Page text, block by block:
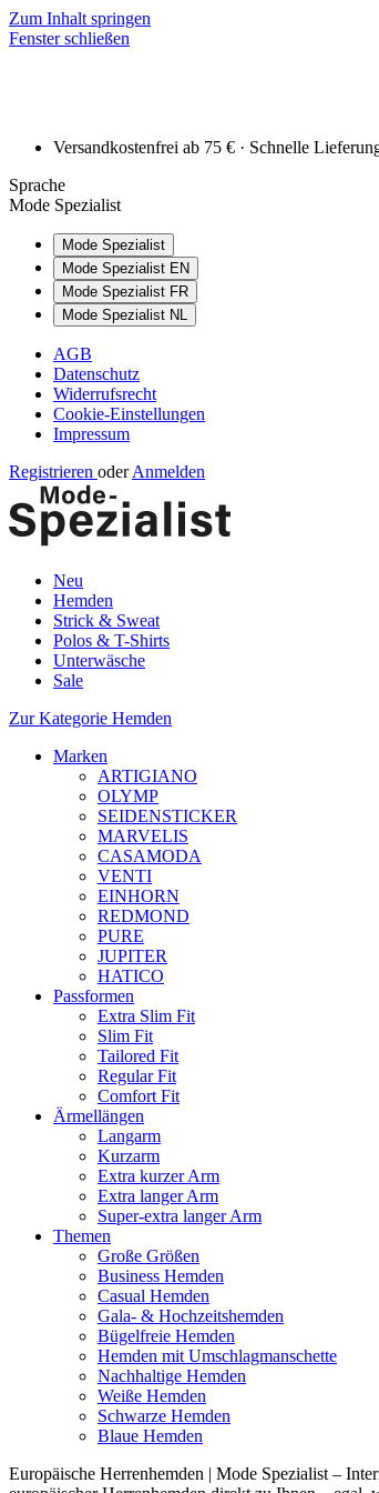
Zum Inhalt springen
Fenster schließen
Versandkostenfrei ab 75 € · Schnelle
Sprache
Mode Spezialist
Mode Spezialist
Mode Spezialist EN
Mode Spezialist FR
Mode Spezialist NL
AGB
Datenschutz
Widerrufsrecht
Cookie-Einstellungen
Impressum
Registrieren oder Anmelden
Neu
Hemden
Strick & Sweat
Polos & T-Shirts
Unterwäsche
Sale
Zur Kategorie Hemden
Marken
ARTIGIANO
OLYMP
SEIDENSTICKER
MARVELIS
CASAMODA
VENTI
EINHORN
REDMOND
PURE
JUPITER
HATICO
Passformen
Extra Slim Fit
Slim Fit
Tailored Fit
Regular Fit
Comfort Fit
Ärmellängen
Langarm
Kurzarm
Extra kurzer Arm
Extra langer Arm
Super-extra langer Arm
Themen
Große Größen
Business Hemden
Casual Hemden
Gala- & Hochzeitshemden
Bügelfreie Hemden
Hemden mit Umschlagmanschette
Nachhaltige Hemden
Weiße Hemden
Schwarze Hemden
Blaue Hemden
Europäische Herrenhemden | Mode Spezialist –